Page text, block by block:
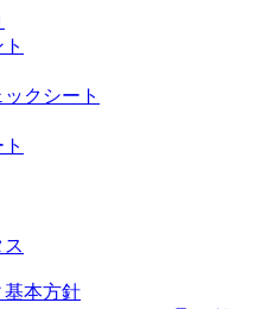
クシート
基本方針